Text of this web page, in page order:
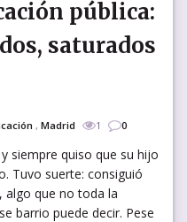
pública:
saturados
, Madrid 1 0
siempre quiso que su hijo
Tuvo suerte: consiguió
algo que no toda la
barrio puede decir. Pese